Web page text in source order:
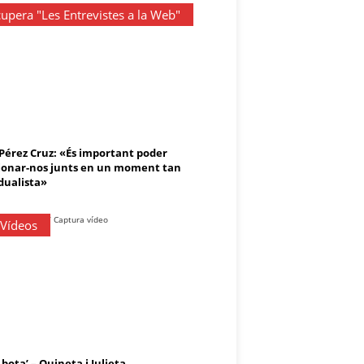
"Les Entrevistes a la Web"
Cruz: «És important poder
nos junts en un moment tan